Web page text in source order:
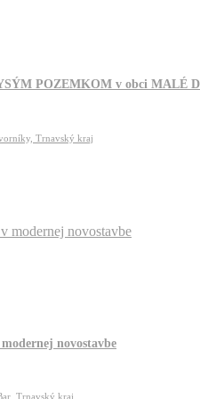
POZEMKOM v obci MALÉ
Trnavský kraj
novostavbe
Trnavský kraj